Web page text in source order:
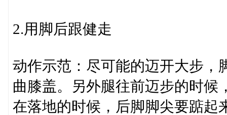
2.用脚后跟健走
动作示范：尽可能的迈开大步，
曲膝盖。另外腿往前迈步的时候
在落地的时候，后脚脚尖要踮起